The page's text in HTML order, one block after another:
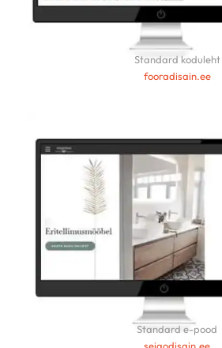
Standard koduleht
fooradisain.ee
Standard e-pood